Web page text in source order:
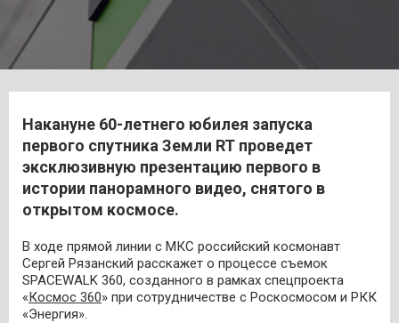
Накануне 60-летнего юбилея запуска
первого спутника Земли RT проведет
эксклюзивную презентацию первого в
истории панорамного видео, снятого в
открытом космосе.
В ходе прямой линии с МКС российский космонавт
Сергей Рязанский расскажет о процессе съемок
SPACEWALK 360, созданного в рамках спецпроекта
«Космос 360» при сотрудничестве с Роскосмосом и РКК
«Энергия».